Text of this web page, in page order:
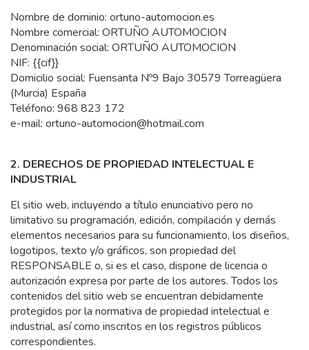
Nombre de dominio: ortuno-automocion.es
Nombre comercial: ORTUÑO AUTOMOCION
Denominación social: ORTUÑO AUTOMOCION
NIF: {{cif}}
Domicilio social: Fuensanta Nº9 Bajo 30579 Torreagüera
(Murcia) España
Teléfono: 968 823 172
e-mail: ortuno-automocion@hotmail.com
2. DERECHOS DE PROPIEDAD INTELECTUAL E
INDUSTRIAL
El sitio web, incluyendo a título enunciativo pero no
limitativo su programación, edición, compilación y demás
elementos necesarios para su funcionamiento, los diseños,
logotipos, texto y/o gráficos, son propiedad del
RESPONSABLE o, si es el caso, dispone de licencia o
autorización expresa por parte de los autores. Todos los
contenidos del sitio web se encuentran debidamente
protegidos por la normativa de propiedad intelectual e
industrial, así como inscritos en los registros públicos
correspondientes.